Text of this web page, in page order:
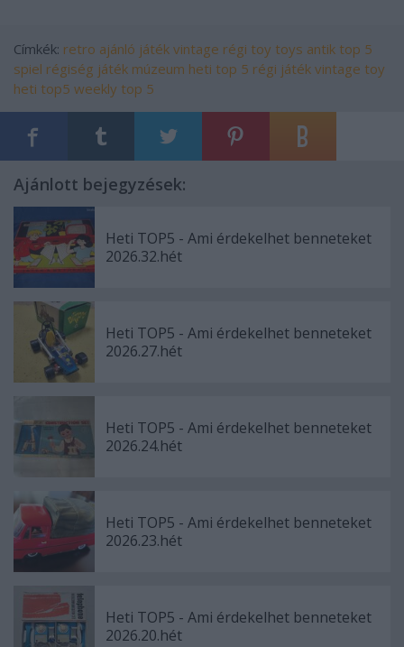
Címkék: retro ajánló játék vintage régi toy toys antik top 5
spiel régiség játék múzeum heti top 5 régi játék vintage toy
heti top5 weekly top 5
Ajánlott bejegyzések:
Heti TOP5 - Ami érdekelhet benneteket
2026.32.hét
Heti TOP5 - Ami érdekelhet benneteket
2026.27.hét
Heti TOP5 - Ami érdekelhet benneteket
2026.24.hét
Heti TOP5 - Ami érdekelhet benneteket
2026.23.hét
Heti TOP5 - Ami érdekelhet benneteket
2026.20.hét